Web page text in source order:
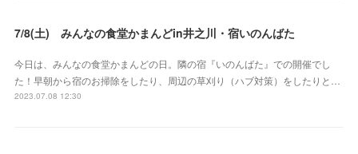
7/8(土) みんなの食堂かまんどin井之川・宿いのんばた
今日は、みんなの食堂かまんどの日。隣の宿『いのんばた』での開催でし
た！早朝から宿のお掃除をしたり、周辺の草刈り（ハブ対策）をしたりと…
2023.07.08 12:30